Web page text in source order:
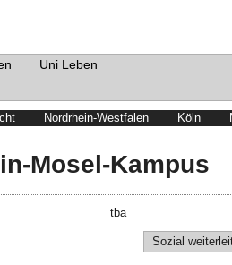
Uni Leben
Nordrhein-Westfalen Köln
Mosel-Kampus
tba
Sozial